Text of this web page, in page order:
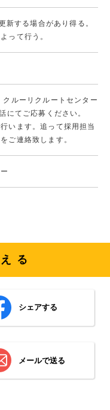
する場合があり得る。
って行う。
ルーリクルートセンター
てご応募ください。
います。追って採用担当
ご連絡致します。
る
シェアする
メールで送る